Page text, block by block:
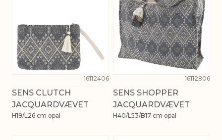
16112406
SENS CLUTCH
JACQUARDVÆVET
H19/L26 cm opal
16112806
SENS SHOPPER
JACQUARDVÆVET
H40/L53/B17 cm opal